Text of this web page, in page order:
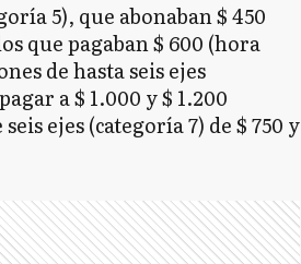
5), que abonaban $ 450
que pagaban $ 600 (hora
de hasta seis ejes
a $ 1.000 y $ 1.200
ejes (categoría 7) de $ 750 y